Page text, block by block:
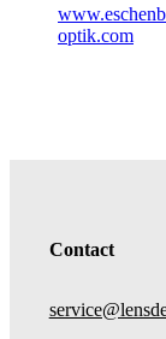
optik.com
Contact